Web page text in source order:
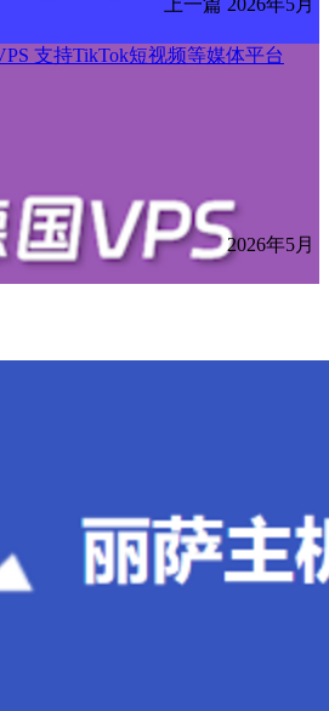
支持TikTok短视频等媒体平台
2026年5月